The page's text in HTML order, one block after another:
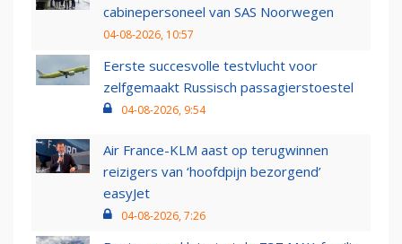
cabinepersoneel van SAS Noorwegen
04-08-2026, 10:57
Eerste succesvolle testvlucht voor
zelfgemaakt Russisch passagierstoestel
04-08-2026, 9:54
Air France-KLM aast op terugwinnen
reizigers van ‘hoofdpijn bezorgend’
easyJet
04-08-2026, 7:26